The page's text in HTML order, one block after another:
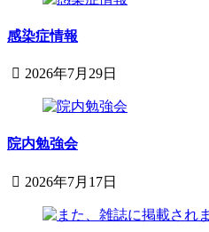
月
日
科
児
院
感染症情報
2026年7月29日
月
日
院内勉強会
2026年7月17日